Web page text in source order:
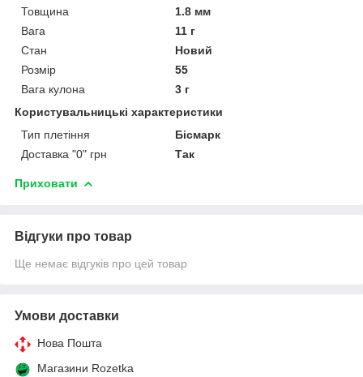
Товщина
1.8 мм
Вага
11 г
Стан
Новий
Розмір
55
Вага кулона
3 г
Користувальницькі характеристики
Тип плетіння
Бісмарк
Доставка "0" грн
Так
Приховати
Відгуки про товар
Ще немає відгуків про цей товар
Умови доставки
Нова Пошта
Магазини Rozetka